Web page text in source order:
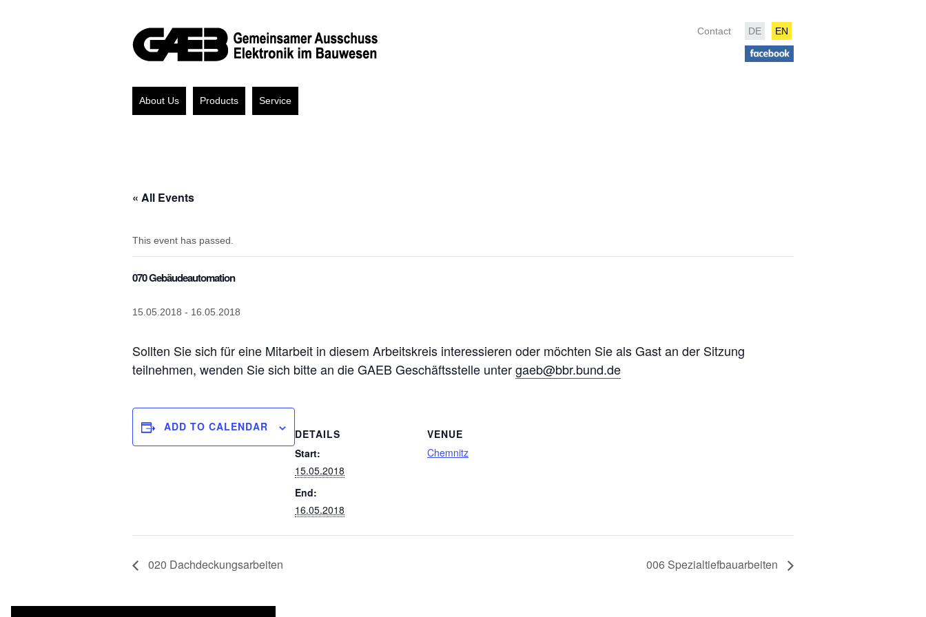
Contact DE EN
About Us Products Service
« All Events
This event has passed.
070 Gebäudeautomation
15.05.2018 - 16.05.2018
Sollten Sie sich für eine Mitarbeit in diesem Arbeitskreis interessieren oder möchten Sie als Gast an der Sitzung
teilnehmen, wenden Sie sich bitte an die GAEB Geschäftsstelle untergaeb@bbr.bund.de
ADD TO CALENDAR
DETAILS
Start:
15.05.2018
End:
16.05.2018
VENUE
Chemnitz
020 Dachdeckungsarbeiten 006 Spezialtiefbauarbeiten